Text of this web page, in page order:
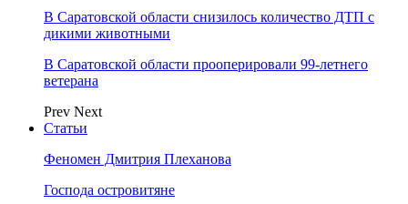
В Саратовской области снизилось количество ДТП с
дикими животными
В Саратовской области прооперировали 99-летнего
ветерана
Prev Next
Статьи
Феномен Дмитрия Плеханова
Господа островитяне